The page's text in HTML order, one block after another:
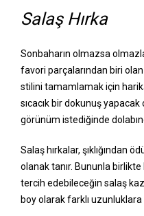
Salaş Hırka
Sonbaharın olmazsa
favori parçalarından biri
stilini tamamlamak için
sıcacık bir dokunuş yapacak
görünüm istediğinde
Salaş hırkalar, şıklığından
olanak tanır. Bununla
tercih edebileceğin salaş
boy olarak farklı uzunluklara